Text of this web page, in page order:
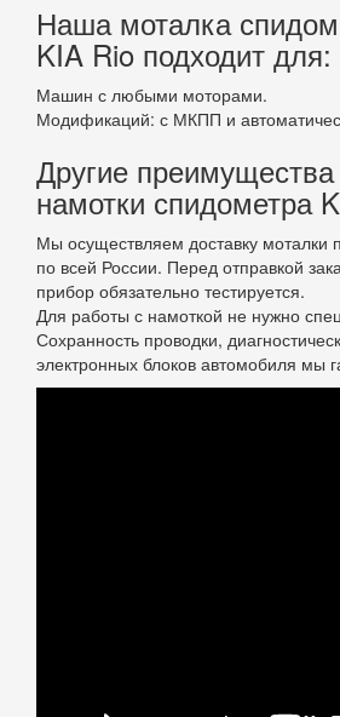
Наша моталка
KIA Rio подходит для:
Машин с любыми моторами.
Модификаций: с МКПП и
Другие преимущества
намотки спидометра
Мы осуществляем доставку моталки
по всей России. Перед отправкой
прибор обязательно тестируется.
Для работы с намоткой не нужно
Сохранность проводки,
электронных блоков автомобиля мы